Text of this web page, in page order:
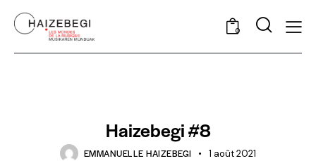
0
Haizebegi #8
EMMANUELLE HAIZEBEGI 1 août 2021